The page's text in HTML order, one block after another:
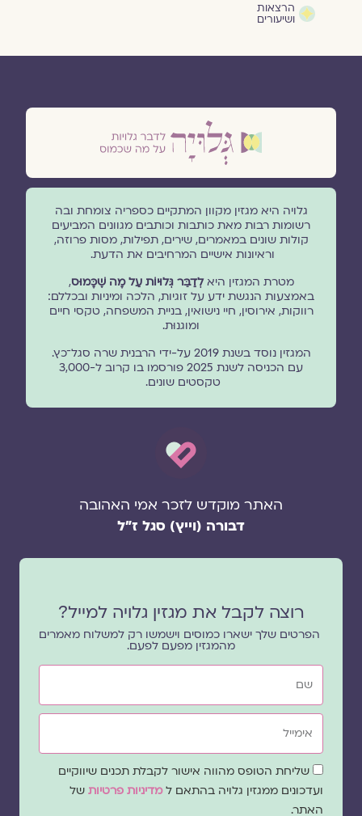
הרצאות
ושיעורים
גלויה היא מגזין מקוון המתקיים כספריה צומחת ובה
רשומות רבות מאת כותבות וכותבים מגוונים המביעים
קולות שונים במאמרים, שירים, תפילות, מסות פרוזה,
וראיונות אישיים המרחיבים את הדעת.
מטרת המגזין היאלְדַבֵּר גְּלוּיוֹת עַל מָה שֶׁכָּמוּס,
באמצעות הנגשת ידע על זוגיות, הלכה ומיניות ובכללם:
רווקות, אירוסין, חיי נישואין, בניית המשפחה, טקסי חיים
ומוגנוּת.
המגזין נוסד בשנת 2019 על-ידי הרבנית שרה סגל־כץ.
עם הכניסה לשנת 2025 פורסמו בו קרוב ל-3,000
טקסטים שונים.
האתר מוקדש לזכר אמי האהובה
דבורה (וייץ) סגל ז"ל
רוצה לקבל את מגזין גלויה למייל?
הפרטים שלך ישארו כמוסים וישמשו רק למשלוח מאמרים
מהמגזין מפעם לפעם.
שם
אימייל
שדה
הסכמה
שליחת הטופס מהווה אישור לקבלת תכנים שיווקיים
ועדכונים ממגזין גלויה בהתאם ל מדיניות פרטיותשל
האתר.